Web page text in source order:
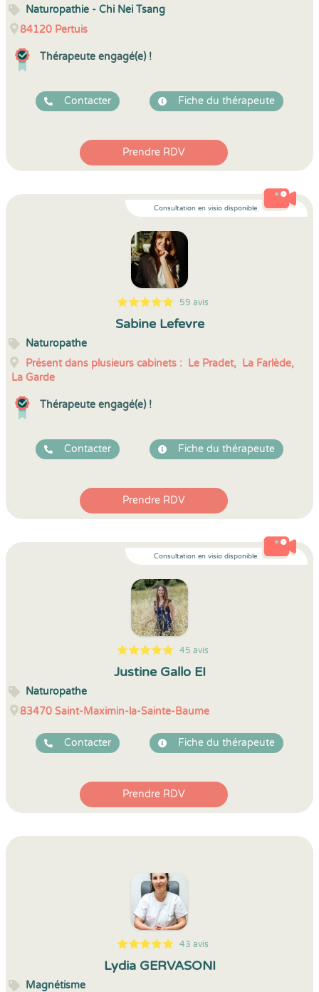
Naturopathie - Chi Nei Tsang
84120 Pertuis
Thérapeute engagé(e) !
Contacter Fiche du thérapeute
Prendre RDV
Consultation en visio disponible
5
1
5
59 59 avis
Sabine Lefevre
Naturopathe
Présent dans plusieurs cabinets : Le Pradet, La Farlède,
La Garde
Thérapeute engagé(e) !
Contacter Fiche du thérapeute
Prendre RDV
Consultation en visio disponible
5
1
5
45 45 avis
Justine Gallo EI
Naturopathe
83470 Saint-Maximin-la-Sainte-Baume
Contacter Fiche du thérapeute
Prendre RDV
5
1
5
43 43 avis
Lydia GERVASONI
Magnétisme